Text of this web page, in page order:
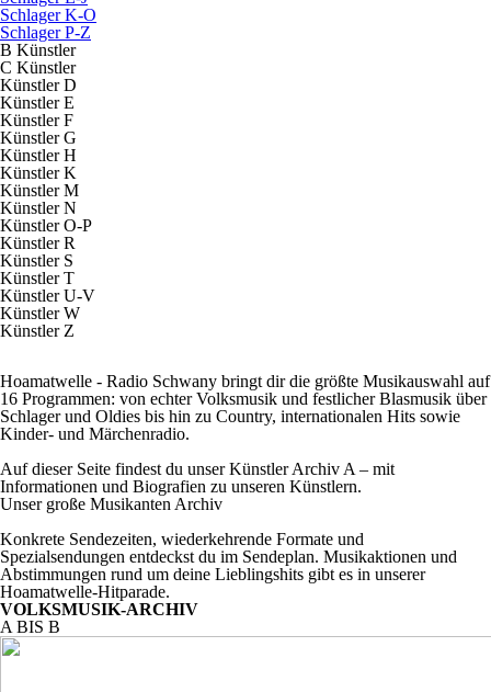
Schlager K-O
Schlager P-Z
B Künstler
C Künstler
Künstler D
Künstler E
Künstler F
Künstler G
Künstler H
Künstler K
Künstler M
Künstler N
Künstler O-P
Künstler R
Künstler S
Künstler T
Künstler U-V
Künstler W
Künstler Z
Hoamatwelle - Radio Schwany bringt dir die größte Musikauswahl auf
16 Programmen: von echter Volksmusik und festlicher Blasmusik über
Schlager und Oldies bis hin zu Country, internationalen Hits sowie
Kinder- und Märchenradio.
Auf dieser Seite findest du unser Künstler Archiv A – mit
Informationen und Biografien zu unseren Künstlern.
Unser große Musikanten Archiv
Konkrete Sendezeiten, wiederkehrende Formate und
Spezialsendungen entdeckst du im Sendeplan. Musikaktionen und
Abstimmungen rund um deine Lieblingshits gibt es in unserer
Hoamatwelle-Hitparade.
VOLKSMUSIK-ARCHIV
A BIS B